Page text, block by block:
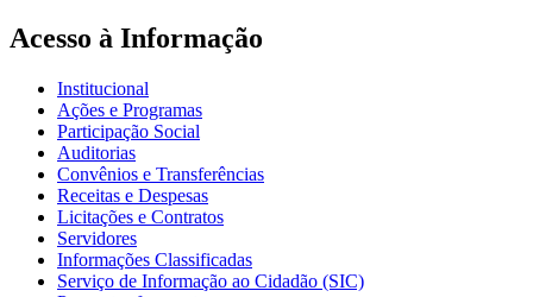
Acesso à Informação
Institucional
Ações e Programas
Participação Social
Auditorias
Convênios e Transferências
Receitas e Despesas
Licitações e Contratos
Servidores
Informações Classificadas
Serviço de Informação ao Cidadão (SIC)